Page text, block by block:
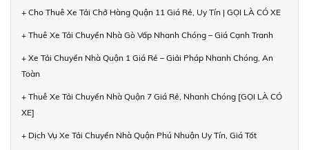
+ Cho Thuê Xe Tải Chở Hàng Quận 11 Giá Rẻ, Uy Tín | GỌI LÀ CÓ XE
+ Thuê Xe Tải Chuyển Nhà Gò Vấp Nhanh Chóng – Giá Cạnh Tranh
+ Xe Tải Chuyển Nhà Quận 1 Giá Rẻ – Giải Pháp Nhanh Chóng, An
Toàn
+ Thuê Xe Tải Chuyển Nhà Quận 7 Giá Rẻ, Nhanh Chóng [GỌI LÀ CÓ
XE]
+ Dịch Vụ Xe Tải Chuyển Nhà Quận Phú Nhuận Uy Tín, Giá Tốt